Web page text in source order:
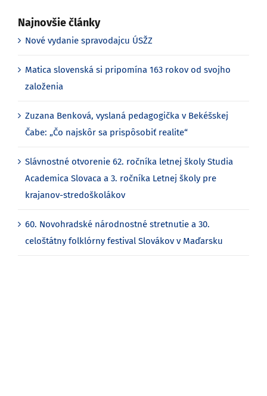
Najnovšie články
Nové vydanie spravodajcu ÚSŽZ
Matica slovenská si pripomína 163 rokov od svojho
založenia
Zuzana Benková, vyslaná pedagogička v Bekéšskej
Čabe: „Čo najskôr sa prispôsobiť realite“
Slávnostné otvorenie 62. ročníka letnej školy Studia
Academica Slovaca a 3. ročníka Letnej školy pre
krajanov-stredoškolákov
60. Novohradské národnostné stretnutie a 30.
celoštátny folklórny festival Slovákov v Maďarsku